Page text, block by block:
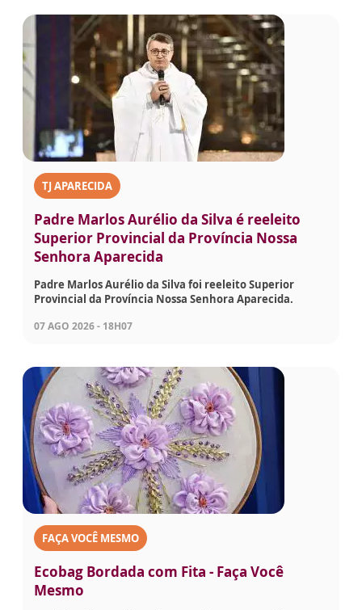
TJ APARECIDA
Padre Marlos Aurélio da Silva é reeleito
Superior Provincial da Província Nossa
Senhora Aparecida
Padre Marlos Aurélio da Silva foi reeleito Superior
Provincial da Província Nossa Senhora Aparecida.
07 AGO 2026 - 18H07
FAÇA VOCÊ MESMO
Ecobag Bordada com Fita - Faça Você
Mesmo